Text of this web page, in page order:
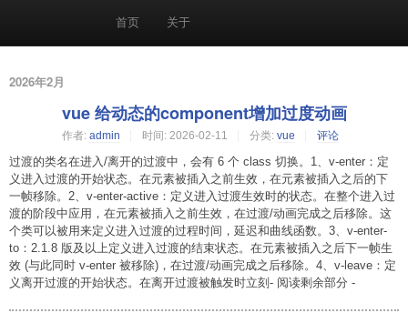
首页 关于
2026年2月
vue 给动态的component增加过度动画
作者: admin 时间: 2026-02-11 分类: vue 评论
过渡的类名在进入/离开的过渡中，会有 6 个 class 切换。1、v-enter：定
义进入过渡的开始状态。在元素被插入之前生效，在元素被插入之后的下
一帧移除。2、v-enter-active：定义进入过渡生效时的状态。在整个进入过
渡的阶段中应用，在元素被插入之前生效，在过渡/动画完成之后移除。这
个类可以被用来定义进入过渡的过程时间，延迟和曲线函数。3、v-enter-
to：2.1.8 版及以上定义进入过渡的结束状态。在元素被插入之后下一帧生
效 (与此同时 v-enter 被移除)，在过渡/动画完成之后移除。4、v-leave：定
义离开过渡的开始状态。在离开过渡被触发时立刻- 阅读剩余部分 -